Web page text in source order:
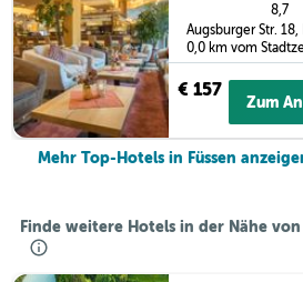
8,7
0,0 km vom
€ 157
Zum
Mehr Top-Hotels in Füssen
Finde weitere Hotels in der Nähe